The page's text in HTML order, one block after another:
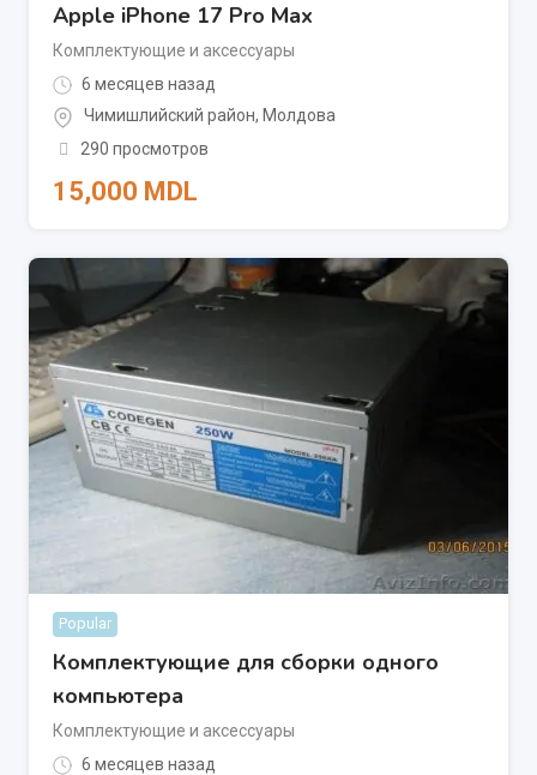
Apple iPhone 17 Pro Max
Комплектующие и аксессуары
6 месяцев назад
Чимишлийский район, Молдова
290 просмотров
15,000 MDL
Popular
Комплектующие для сборки одного
компьютера
Комплектующие и аксессуары
6 месяцев назад